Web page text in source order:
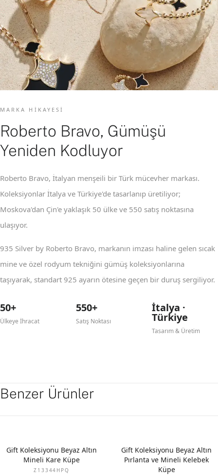
MARKA HIKAYESI
Roberto Bravo, Gümüşü
Yeniden Kodluyor
Roberto Bravo, İtalyan menşeili bir Türk mücevher markası.
Koleksiyonlar İtalya ve Türkiye'de tasarlanıp üretiliyor;
Moskova'dan Çin'e yaklaşık 50 ülke ve 550 satış noktasına
ulaşıyor.
935 Silver by Roberto Bravo, markanın imzası haline gelen sıcak
mine ve özel rodyum tekniğini gümüş koleksiyonlarına
taşıyarak, standart 925 ayarın ötesine geçen bir duruş sergiliyor.
50+
Ülkeye İhracat
550+
Satış Noktası
İtalya ·
Türkiye
Tasarım & Üretim
Benzer Ürünler
YENI
Gift Koleksiyonu Beyaz Altın
Mineli Kare Küpe
Z13344HPQ
YENI
Gift Koleksiyonu Beyaz Altın
Pırlanta ve Mineli Kelebek
Küpe